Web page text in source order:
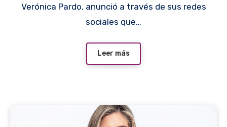
Verónica Pardo, anunció a través de sus redes
sociales que…
Leer más